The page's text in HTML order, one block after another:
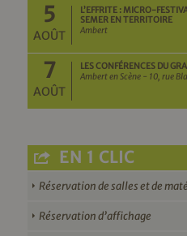
5
AOÛT
L’EFFRITE : MICRO-
SEMER EN TERRITOIRE
Ambert
7
AOÛT
LES CONFÉRENCES DU
Ambert en Scène - 10, rue
EN 1 CLIC
Réservation de salles et de
Réservation d’affichage